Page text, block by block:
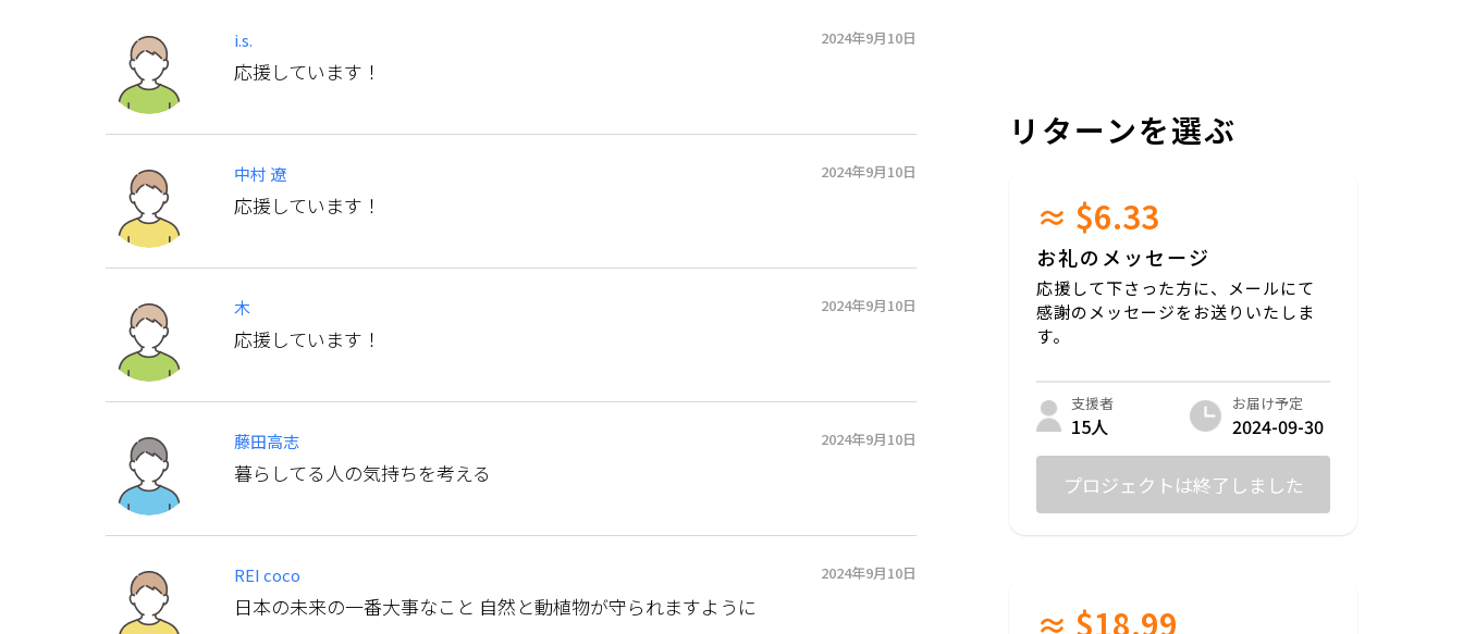
i.s. 2024年9月10日
応援しています！
中村 遼 2024年9月10日
応援しています！
木 2024年9月10日
応援しています！
藤田高志 2024年9月10日
暮らしてる人の気持ちを考える
REI coco 2024年9月10日
日本の未来の一番大事なこと 自然と動植物が守られますように
リターンを選ぶ
≈ $6.33
お礼のメッセージ
応援して下さった方に、メールにて
感謝のメッセージをお送りいたしま
す。
支援者
15人
お届け予定
2024-09-30
プロジェクトは終了しました
≈ $18.99